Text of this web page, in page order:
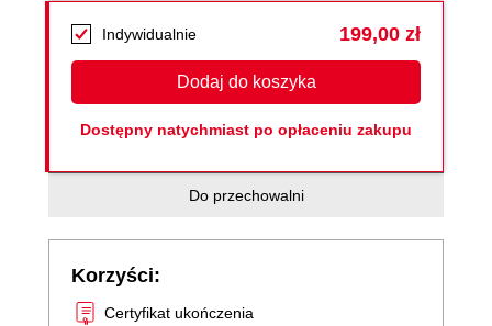
Indywidualnie 199,00 zł
Dodaj do koszyka
Dostępny natychmiast po opłaceniu zakupu
Do przechowalni
Korzyści:
Certyfikat ukończenia